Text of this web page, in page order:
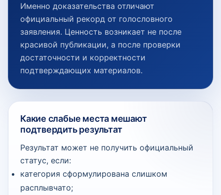
Именно доказательства отличают
официальный рекорд от голословного
заявления. Ценность возникает не после
красивой публикации, а после проверки
достаточности и корректности
подтверждающих материалов.
Какие слабые места мешают
подтвердить результат
Результат может не получить официальный
статус, если:
категория сформулирована слишком
расплывчато;